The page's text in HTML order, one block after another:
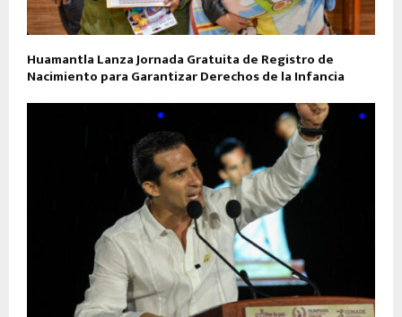
Huamantla Lanza Jornada Gratuita de Registro de
Nacimiento para Garantizar Derechos de la Infancia